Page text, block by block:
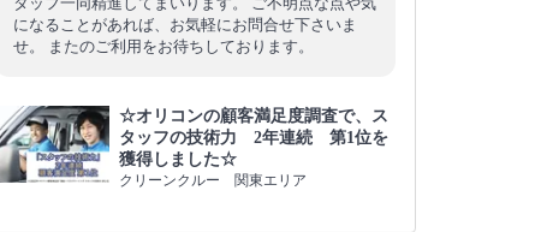
になることがあれば、お気軽にお問合せ下さいま
せ。 またのご利用をお待ちしております。
☆オリコンの顧客満足度調査で、ス
タッフの技術力 2年連続 第1位を
獲得しました☆
クリーンクルー 関東エリア